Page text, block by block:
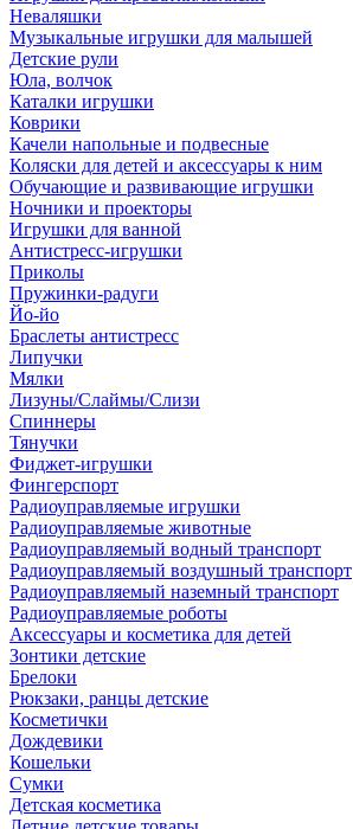
Неваляшки
Музыкальные игрушки для малышей
Детские рули
Юла, волчок
Каталки игрушки
Коврики
Качели напольные и подвесные
Коляски для детей и аксессуары к ним
Обучающие и развивающие игрушки
Ночники и проекторы
Игрушки для ванной
Антистресс-игрушки
Приколы
Пружинки-радуги
Йо-йо
Браслеты антистресс
Липучки
Мялки
Лизуны/Слаймы/Слизи
Спиннеры
Тянучки
Фиджет-игрушки
Фингерспорт
Радиоуправляемые игрушки
Радиоуправляемые животные
Радиоуправляемый водный транспорт
Радиоуправляемый воздушный транспорт
Радиоуправляемый наземный транспорт
Радиоуправляемые роботы
Аксессуары и косметика для детей
Зонтики детские
Брелоки
Рюкзаки, ранцы детские
Косметички
Дождевики
Кошельки
Сумки
Детская косметика